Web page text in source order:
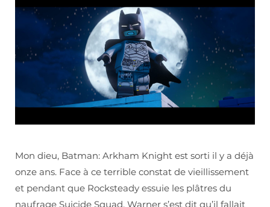
Mon dieu, Batman: Arkham Knight est sorti il y a déjà
onze ans. Face à ce terrible constat de vieillissement
et pendant que Rocksteady essuie les plâtres du
naufrage Suicide Squad, Warner s’est dit qu’il fallait